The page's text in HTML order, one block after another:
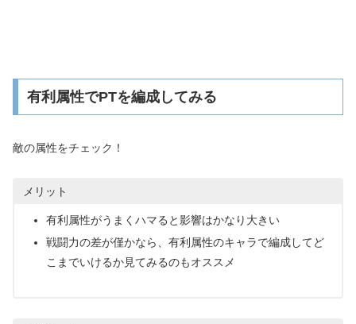
有利属性でPTを編成してみる
敵の属性をチェック！
メリット
有利属性がうまくハマると影響はかなり大きい
戦闘力の差が僅かなら、有利属性のキャラで編成してど
こまでいけるか見てみるのもオススメ